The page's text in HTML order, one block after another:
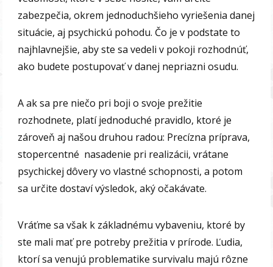
zabezpečia, okrem jednoduchšieho vyriešenia danej
situácie, aj psychickú pohodu. Čo je v podstate to
najhlavnejšie, aby ste sa vedeli v pokoji rozhodnúť,
ako budete postupovať v danej nepriazni osudu.
A ak sa pre niečo pri boji o svoje prežitie
rozhodnete, platí jednoduché pravidlo, ktoré je
zároveň aj našou druhou radou: Precízna príprava,
stopercentné nasadenie pri realizácii, vrátane
psychickej dôvery vo vlastné schopnosti, a potom
sa určite dostaví výsledok, aký očakávate.
Vráťme sa však k základnému vybaveniu, ktoré by
ste mali mať pre potreby prežitia v prírode. Ľudia,
ktorí sa venujú problematike survivalu majú rôzne